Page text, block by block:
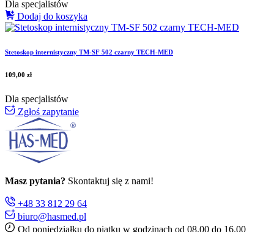
Dla specjalistów
Dodaj do koszyka
Stetoskop internistyczny TM-SF 502 czarny TECH-MED
109,00 zł
Dla specjalistów
Zgłoś zapytanie
Masz pytania? Skontaktuj się z nami!
+48 33 812 29 64
biuro@hasmed.pl
Od poniedziałku do piątku w godzinach od 08.00 do 16.00